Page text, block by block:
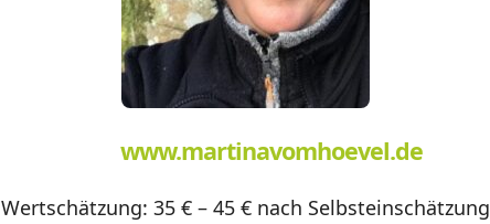
www.martinavomhoevel.de
Wertschätzung: 35 € – 45 € nach Selbsteinschätzung